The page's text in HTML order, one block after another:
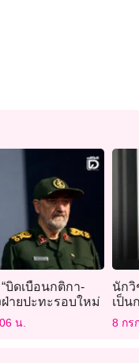
บิดเบือนกติกา-
ายปะทะรอบใหม่
น.
นักวิ
เป็น
อะไ
8 กร